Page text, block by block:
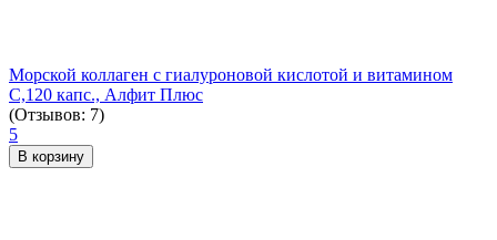
Морской коллаген с гиалуроновой кислотой и витамином
С,120 капс., Алфит Плюс
(Отзывов: 7)
5
В корзину